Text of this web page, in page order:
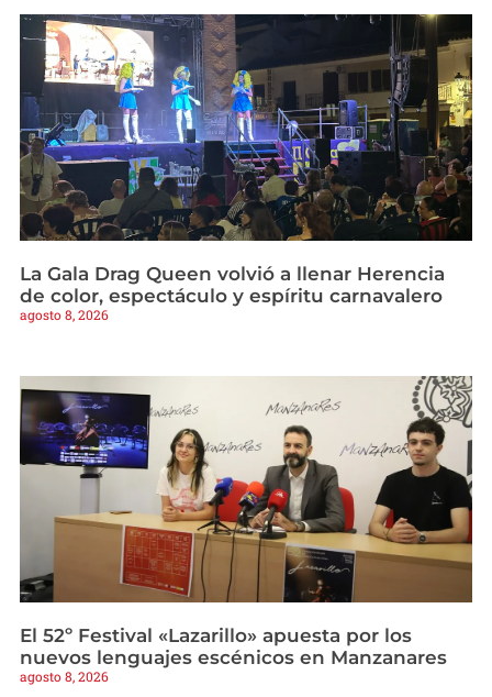
La Gala Drag Queen volvió a llenar Herencia
de color, espectáculo y espíritu carnavalero
agosto 8, 2026
El 52º Festival «Lazarillo» apuesta por los
nuevos lenguajes escénicos en Manzanares
agosto 8, 2026